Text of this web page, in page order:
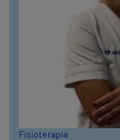
Fisioterapia